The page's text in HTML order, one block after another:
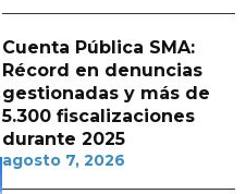
Cuenta Pública SMA:
Récord en denuncias
gestionadas y más de
5.300 fiscalizaciones
durante 2025
agosto 7, 2026